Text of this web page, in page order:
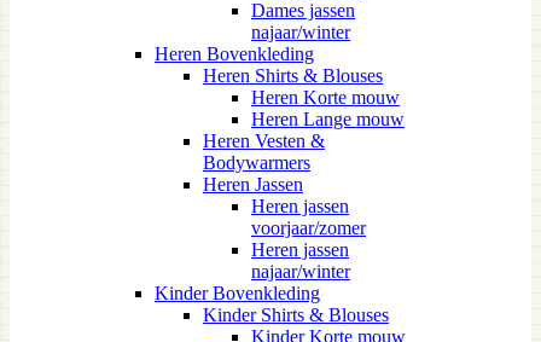
Dames jassen
najaar/winter
Heren Bovenkleding
Heren Shirts & Blouses
Heren Korte mouw
Heren Lange mouw
Heren Vesten &
Bodywarmers
Heren Jassen
Heren jassen
voorjaar/zomer
Heren jassen
najaar/winter
Kinder Bovenkleding
Kinder Shirts & Blouses
Kinder Korte mouw